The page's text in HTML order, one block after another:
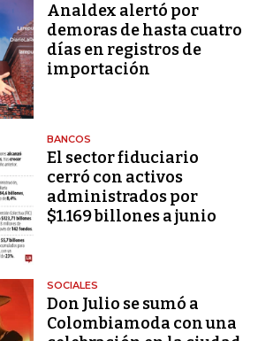
Analdex alertó por
demoras de hasta cuatro
días en registros de
importación
BANCOS
El sector fiduciario
cerró con activos
administrados por
$1.169 billones a junio
SOCIALES
Don Julio se sumó a
Colombiamoda con una